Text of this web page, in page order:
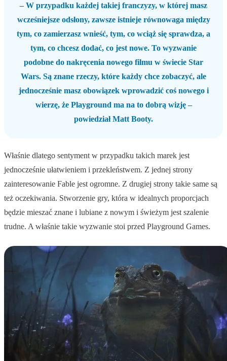
– W przypadku każdej takiej franczyzy, w której masz
wcześniejsze odsłony, zawsze istnieje równowaga między
tym, co zamierzasz wnieść, tym, co wciąż się sprawdza, a
tym, co chcesz dodać, co jest nowe. To wyzwanie
podobne do nakręcenia nowego filmu w świecie Star
Wars. Są znane rzeczy, które każdy chce zobaczyć, ale
jednocześnie masz obowiązek wprowadzić coś nowego i
wierzę, że Playground ma na to dobrą wizję –
powiedział Matt Booty.
Właśnie dlatego sentyment w przypadku takich marek jest
jednocześnie ułatwieniem i przekleństwem. Z jednej strony
zainteresowanie Fable jest ogromne. Z drugiej strony takie same są
też oczekiwania. Stworzenie gry, która w idealnych proporcjach
będzie mieszać znane i lubiane z nowym i świeżym jest szalenie
trudne. A właśnie takie wyzwanie stoi przed Playground Games.